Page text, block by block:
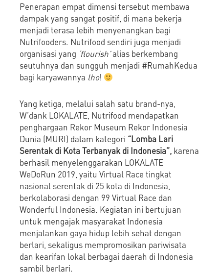
Penerapan empat dimensi tersebut membawa
dampak yang sangat positif, di mana bekerja
menjadi terasa lebih menyenangkan bagi
Nutrifooders. Nutrifood sendiri juga menjadi
organisasi yang ‘flourish’alias berkembang
seutuhnya dan sungguh menjadi #RumahKedua
bagi karyawannya lho!
Yang ketiga, melalui salah satu brand-nya,
W’dank LOKALATE, Nutrifood mendapatkan
penghargaan Rekor Museum Rekor Indonesia
Dunia (MURI) dalam kategori “Lomba Lari
Serentak di Kota Terbanyak di Indonesia”, karena
berhasil menyelenggarakan LOKALATE
WeDoRun 2019, yaitu Virtual Race tingkat
nasional serentak di 25 kota di Indonesia,
berkolaborasi dengan 99 Virtual Race dan
Wonderful Indonesia. Kegiatan ini bertujuan
untuk mengajak masyarakat Indonesia
menjalankan gaya hidup lebih sehat dengan
berlari, sekaligus mempromosikan pariwisata
dan kearifan lokal berbagai daerah di Indonesia
sambil berlari.